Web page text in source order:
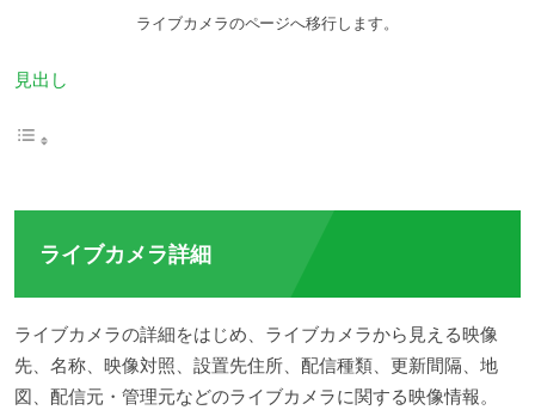
ライブカメラのページへ移行します。
見出し
ライブカメラ詳細
ライブカメラの詳細をはじめ、ライブカメラから見える映像
先、名称、映像対照、設置先住所、配信種類、更新間隔、地
図、配信元・管理元などのライブカメラに関する映像情報。